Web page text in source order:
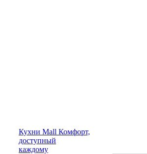
Кухни Mall Комфорт,
доступный
каждому